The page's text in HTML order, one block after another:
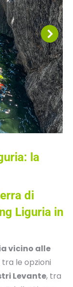
la
di
Liguria in
vicino alle
tra le opzioni
Levante, tra